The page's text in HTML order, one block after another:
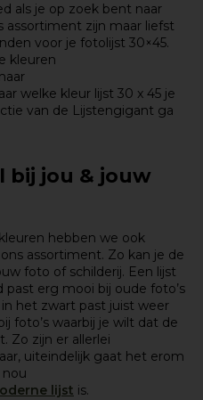
als je op zoek bent naar
assortiment zijn maar liefst
voor je fotolijst 30×45.
kleuren
welke kleur lijst 30 x 45 je
van de Lijstengigant ga
bij jou & jouw
hebben we ook
assortiment. Zo kan je de
foto of schilderij. Een lijst
past erg mooi bij oude foto’s
in het zwart past juist weer
foto’s waarbij je wilt dat de
Zo zijn er allerlei
uiteindelijk gaat het erom
lijst is.